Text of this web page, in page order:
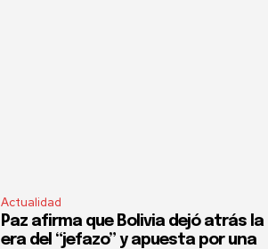
Actualidad
Paz afirma que Bolivia dejó atrás la
era del “jefazo” y apuesta por una